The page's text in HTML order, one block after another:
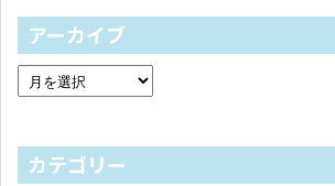
アーカイブ
カテゴリー